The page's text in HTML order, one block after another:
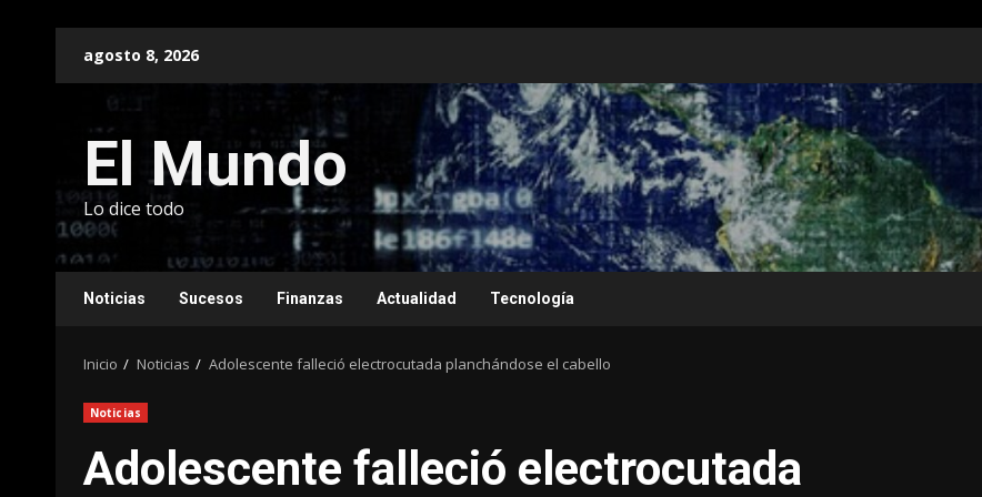
agosto 8, 2026
El Mundo
Lo dice todo
Noticias Sucesos Finanzas Actualidad Tecnología
Inicio Noticias Adolescente falleció electrocutada planchándose el cabello
Noticias
Adolescente falleció electrocutada